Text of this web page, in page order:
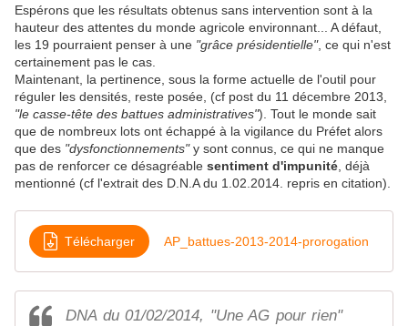
Espérons que les résultats obtenus sans intervention sont à la
hauteur des attentes du monde agricole environnant... A défaut,
les 19 pourraient penser à une "grâce présidentielle", ce qui n'est
certainement pas le cas.
Maintenant, la pertinence, sous la forme actuelle de l'outil pour
réguler les densités, reste posée, (cf post du 11 décembre 2013,
"le casse-tête des battues administratives"). Tout le monde sait
que de nombreux lots ont échappé à la vigilance du Préfet alors
que des "dysfonctionnements"y sont connus, ce qui ne manque
pas de renforcer ce désagréable sentiment d'impunité , déjà
mentionné (cf l'extrait des D.N.A du 1.02.2014. repris en citation).
Télécharger AP_battues-2013-2014-prorogation
DNA du 01/02/2014, "Une AG pour rien"